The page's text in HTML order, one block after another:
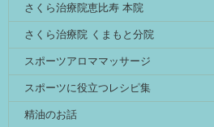
さくら治療院恵比寿 本院
さくら治療院 くまもと分院
スポーツアロママッサージ
スポーツに役立つレシピ集
精油のお話